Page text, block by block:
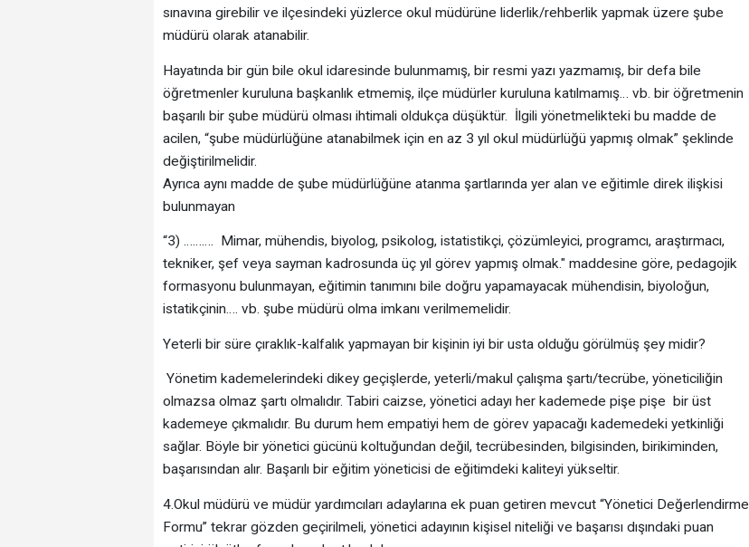
sınavına girebilir ve ilçesindeki yüzlerce okul müdürüne liderlik/rehberlik yapmak üzere şube
müdürü olarak atanabilir.
Hayatında bir gün bile okul idaresinde bulunmamış, bir resmi yazı yazmamış, bir defa bile
öğretmenler kuruluna başkanlık etmemiş, ilçe müdürler kuruluna katılmamış… vb. bir öğretmenin
başarılı bir şube müdürü olması ihtimali oldukça düşüktür. İlgili yönetmelikteki bu madde de
acilen, “şube müdürlüğüne atanabilmek için en az 3 yıl okul müdürlüğü yapmış olmak” şeklinde
değiştirilmelidir.
Ayrıca aynı madde de şube müdürlüğüne atanma şartlarında yer alan ve eğitimle direk ilişkisi
bulunmayan
“3) ………. Mimar, mühendis, biyolog, psikolog, istatistikçi, çözümleyici, programcı, araştırmacı,
tekniker, şef veya sayman kadrosunda üç yıl görev yapmış olmak." maddesine göre, pedagojik
formasyonu bulunmayan, eğitimin tanımını bile doğru yapamayacak mühendisin, biyoloğun,
istatikçinin…. vb. şube müdürü olma imkanı verilmemelidir.
Yeterli bir süre çıraklık-kalfalık yapmayan bir kişinin iyi bir usta olduğu görülmüş şey midir?
Yönetim kademelerindeki dikey geçişlerde, yeterli/makul çalışma şartı/tecrübe, yöneticiliğin
olmazsa olmaz şartı olmalıdır. Tabiri caizse, yönetici adayı her kademede pişe pişe bir üst
kademeye çıkmalıdır. Bu durum hem empatiyi hem de görev yapacağı kademedeki yetkinliği
sağlar. Böyle bir yönetici gücünü koltuğundan değil, tecrübesinden, bilgisinden, birikiminden,
başarısından alır. Başarılı bir eğitim yöneticisi de eğitimdeki kaliteyi yükseltir.
4.Okul müdürü ve müdür yardımcıları adaylarına ek puan getiren mevcut “Yönetici Değerlendirme
Formu” tekrar gözden geçirilmeli, yönetici adayının kişisel niteliği ve başarısı dışındaki puan